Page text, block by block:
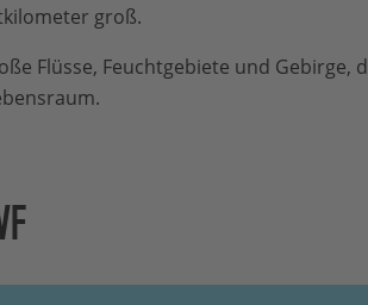
groß.
Flüsse, Feuchtgebiete und Gebirge,